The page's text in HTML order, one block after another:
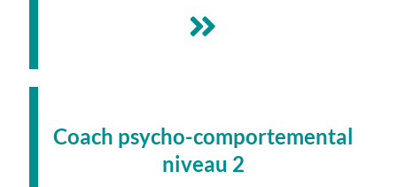
Coach psycho-comportemental
niveau 2